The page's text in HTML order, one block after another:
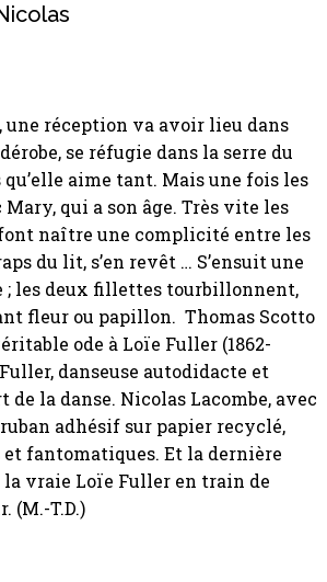
une réception va avoir lieu dans
se réfugie dans la serre du
aime tant. Mais une fois les
qui a son âge. Très vite les
font naître une complicité entre les
du lit, s’en revêt … S’ensuit une
; les deux fillettes tourbillonnent,
fleur ou papillon. Thomas Scotto
ode à Loïe Fuller (1862-
danseuse autodidacte et
la danse. Nicolas Lacombe, avec
adhésif sur papier recyclé,
et fantomatiques. Et la dernière
la vraie Loïe Fuller en train de
(M.-T.D.)